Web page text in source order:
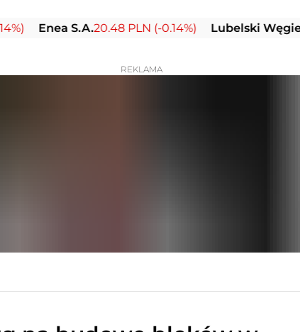
S.A.20.48 PLN (-0.14%) Lubelski Węgiel
REKLAMA